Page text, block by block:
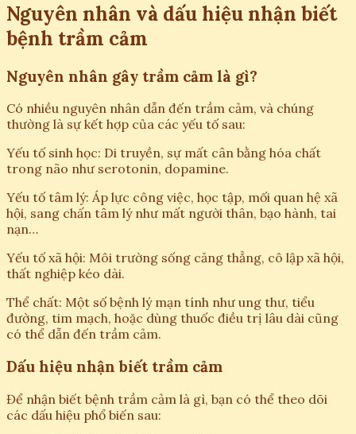
Nguyên nhân và dấu hiệu nhận biết
bệnh trầm cảm
Nguyên nhân gây trầm cảm là gì?
Có nhiều nguyên nhân dẫn đến trầm cảm, và chúng
thường là sự kết hợp của các yếu tố sau:
Yếu tố sinh học: Di truyền, sự mất cân bằng hóa chất
trong não như serotonin, dopamine.
Yếu tố tâm lý: Áp lực công việc, học tập, mối quan hệ xã
hội, sang chấn tâm lý như mất người thân, bạo hành, tai
nạn…
Yếu tố xã hội: Môi trường sống căng thẳng, cô lập xã hội,
thất nghiệp kéo dài.
Thể chất: Một số bệnh lý mạn tính như ung thư, tiểu
đường, tim mạch, hoặc dùng thuốc điều trị lâu dài cũng
có thể dẫn đến trầm cảm.
Dấu hiệu nhận biết trầm cảm
Để nhận biết bệnh trầm cảm là gì, bạn có thể theo dõi
các dấu hiệu phổ biến sau: